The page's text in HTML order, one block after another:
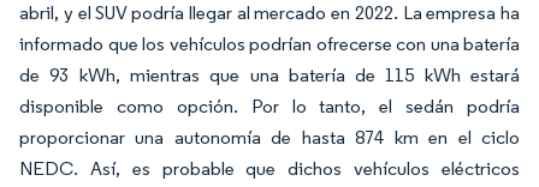
abril, y el SUV podría llegar al mercado en 2022. La empresa ha
informado que los vehículos podrían ofrecerse con una batería
de 93 kWh, mientras que una batería de 115 kWh estará
disponible como opción. Por lo tanto, el sedán podría
proporcionar una autonomía de hasta 874 km en el ciclo
NEDC. Así, es probable que dichos vehículos eléctricos